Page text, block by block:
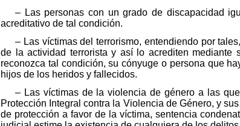
– Las personas con un grado de discapacidad
acreditativo de tal condición.
– Las víctimas del terrorismo, entendiendo por
de la actividad terrorista y así lo acrediten
reconozca tal condición, su cónyuge o persona que
hijos de los heridos y fallecidos.
– Las víctimas de la violencia de género a las
Protección Integral contra la Violencia de Género, y
de protección a favor de la víctima, sentencia